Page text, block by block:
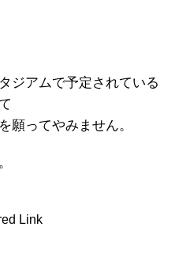
ジアムで予定されている
願ってやみません。
Link